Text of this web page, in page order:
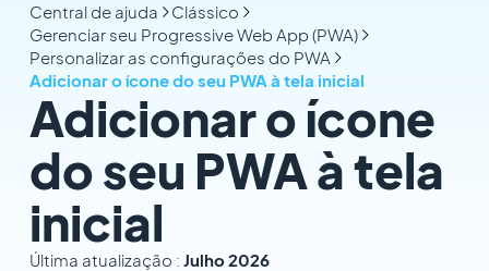
Central de ajuda
Clássico
Gerenciar seu Progressive Web App (PWA)
Personalizar as configurações do PWA
Adicionar o ícone do seu PWA à tela inicial
Adicionar o ícone
do seu PWA à tela
inicial
Última atualização : Julho 2026